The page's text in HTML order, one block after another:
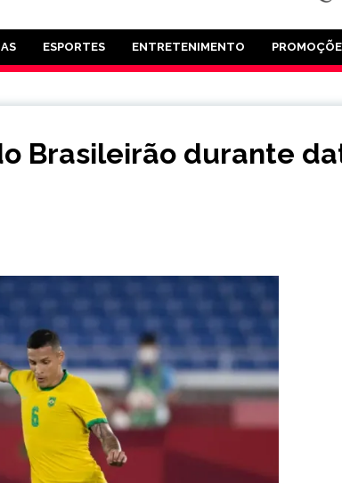
ESPORTES ENTRETENIMENTO
Brasileirão durante